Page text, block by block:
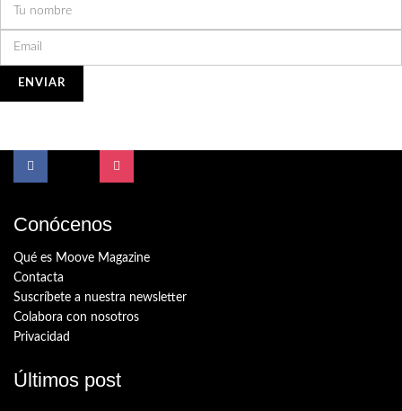
Conócenos
Qué es Moove Magazine
Contacta
Suscríbete a nuestra newsletter
Colabora con nosotros
Privacidad
Últimos post